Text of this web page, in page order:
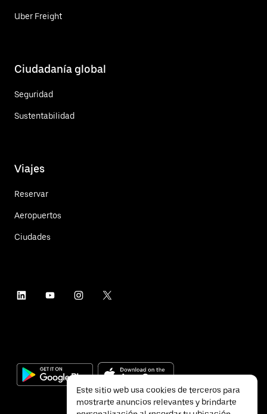
Uber Freight
Ciudadanía global
Seguridad
Sustentabilidad
Viajes
Reservar
Aeropuertos
Ciudades
Este sitio web usa cookies de terceros para
mostrarte anuncios relevantes y brindarte